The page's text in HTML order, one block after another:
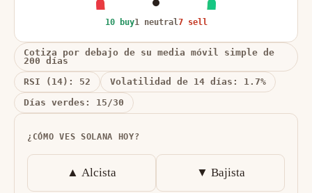
10 buy1 neutral7 sell
Cotiza por debajo de su media móvil simple de
200 días
RSI (14): 52
Volatilidad de 14 días: 1.7%
Días verdes: 15/30
¿CÓMO VES SOLANA HOY?
▲ Alcista ▼ Bajista